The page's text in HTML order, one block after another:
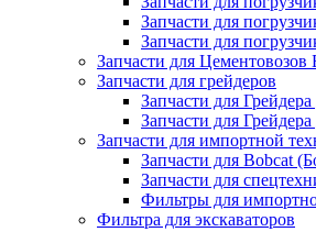
Запчасти для
Запчасти для
Запчасти для
Запчасти для грейдеров
Запчасти для
Запчасти для
Запчасти для импортной
Запчасти для Bobcat
Запчасти для
Фильтры для
Фильтра для экскаваторов